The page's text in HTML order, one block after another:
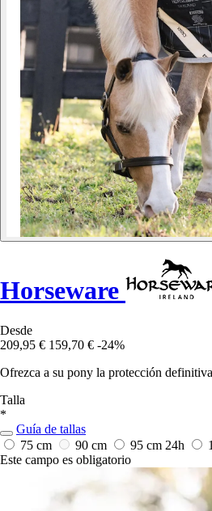
Horseware
Desde
209,95 € 159,70 € -24%
Ofrezca a su pony la protección
Talla
*
Guía de tallas
75 cm
90 cm 95 cm 24h
Este campo es obligatorio